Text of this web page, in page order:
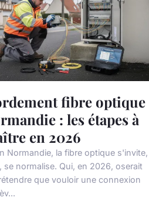
fibre optique
: les étapes à
en 2026
Normandie, la fibre optique s'invite,
se normalise. Qui, en 2026, oserait
que vouloir une connexion